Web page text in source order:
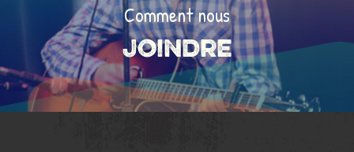
Comment nous
Joindre